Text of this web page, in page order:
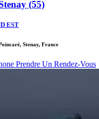
(55)
EST
Stenay, France
Prendre Un Rendez-Vous